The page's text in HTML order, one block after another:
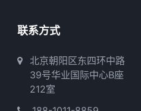
联系方式
北京朝阳区东四环中路
39号华业国际中心B座
212室